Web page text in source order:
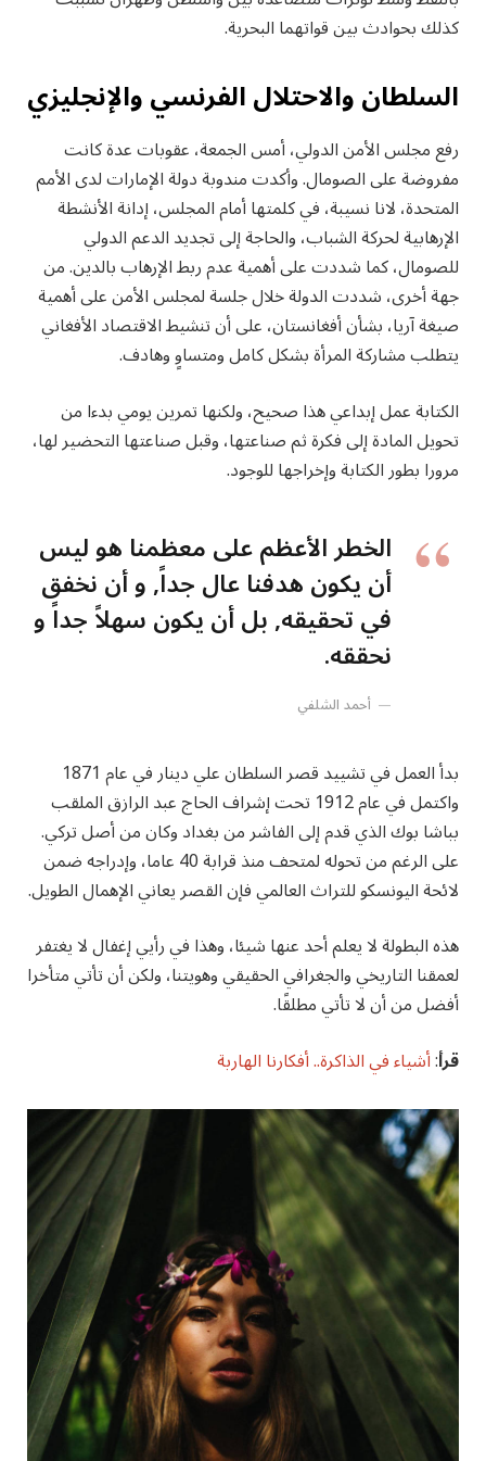
كذلك بحوادث بين قواتهما البحرية.
السلطان والاحتلال الفرنسي والإنجليزي
رفع مجلس الأمن الدولي، أمس الجمعة، عقوبات عدة كانت
مفروضة على الصومال. وأكدت مندوبة دولة الإمارات لدى الأمم
المتحدة، لانا نسيبة، في كلمتها أمام المجلس، إدانة الأنشطة
الإرهابية لحركة الشباب، والحاجة إلى تجديد الدعم الدولي
للصومال، كما شددت على أهمية عدم ربط الإرهاب بالدين. من
جهة أخرى، شددت الدولة خلال جلسة لمجلس الأمن على أهمية
صيغة آريا، بشأن أفغانستان، على أن تنشيط الاقتصاد الأفغاني
يتطلب مشاركة المرأة بشكل كامل ومتساوٍ وهادف.
الكتابة عمل إبداعي هذا صحيح، ولكنها تمرين يومي بدءا من
تحويل المادة إلى فكرة ثم صناعتها، وقبل صناعتها التحضير لها،
مرورا بطور الكتابة وإخراجها للوجود.
الخطر الأعظم على معظمنا هو ليس
أن يكون هدفنا عال جداً, و أن نخفق
في تحقيقه, بل أن يكون سهلاً جداً و
نحققه.
أحمد الشلفي
بدأ العمل في تشييد قصر السلطان علي دينار في عام 1871
واكتمل في عام 1912 تحت إشراف الحاج عبد الرازق الملقب
بباشا بوك الذي قدم إلى الفاشر من بغداد وكان من أصل تركي.
على الرغم من تحوله لمتحف منذ قرابة 40 عاما، وإدراجه ضمن
لائحة اليونسكو للتراث العالمي فإن القصر يعاني الإهمال الطويل.
هذه البطولة لا يعلم أحد عنها شيئا، وهذا في رأيي إغفال لا يغتفر
لعمقنا التاريخي والجغرافي الحقيقي وهويتنا، ولكن أن تأتي متأخرا
أفضل من أن لا تأتي مطلقًا.
قرأ:أشياء في الذاكرة.. أفكارنا الهاربة